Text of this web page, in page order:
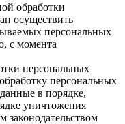
обработки
осуществить
персональных
с момента
персональных
персональных
в порядке,
уничтожения